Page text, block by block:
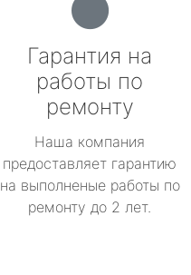
Гарантия на
работы по
ремонту
Наша компания
предоставляет гарантию
на выполненые работы по
ремонту до 2 лет.